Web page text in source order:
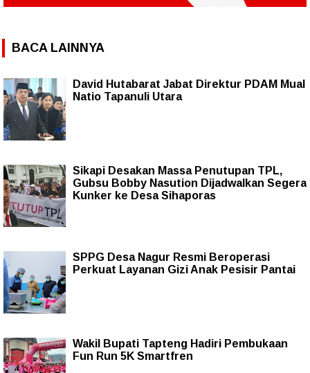
BACA LAINNYA
‎David Hutabarat Jabat Direktur PDAM Mual
Natio Tapanuli Utara ‎
Sikapi Desakan Massa Penutupan TPL,
Gubsu Bobby Nasution Dijadwalkan Segera
Kunker ke Desa Sihaporas
SPPG Desa Nagur Resmi Beroperasi
Perkuat Layanan Gizi Anak Pesisir Pantai
Wakil Bupati Tapteng Hadiri Pembukaan
Fun Run 5K Smartfren